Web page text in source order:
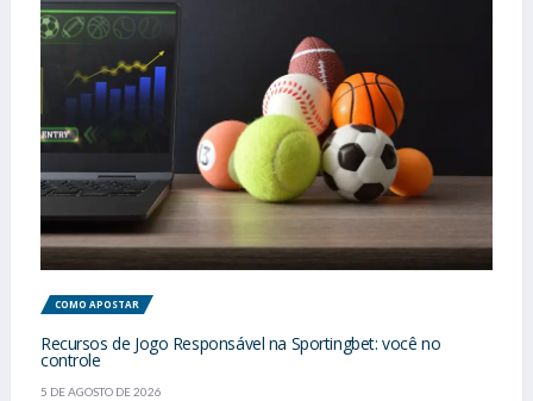
COMO APOSTAR
Recursos de Jogo Responsável na Sportingbet: você no
controle
5 DE AGOSTO DE 2026